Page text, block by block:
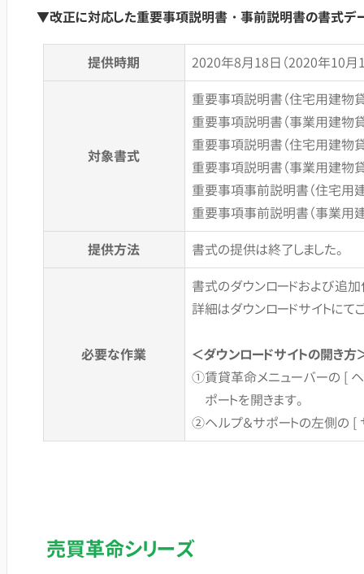
▼改正に対応した重要事項説明書・事前説明書の書式デー
提供時期 2020年8月18日（2020年10
対象書式
重要事項説明書（住宅用建物
重要事項説明書（事業用建物
重要事項説明書（住宅用建物
重要事項説明書（事業用建物
重要事項事前説明書（住宅用
重要事項事前説明書（事業用
提供方法 書式の提供は終了しました。
必要な作業
書式のダウンロードおよび追加
詳細はダウンロードサイトにて
＜ダウンロードサイトの開き方
①賃貸革命メニューバーの [ ヘ
ポートを開きます。
②ヘルプ＆サポートの左側の [
売買革命シリーズ